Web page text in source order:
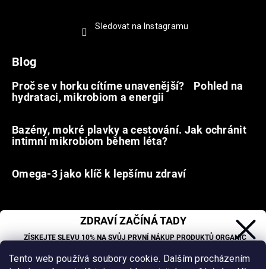
Tento web používá soubory cookie. Dalším procházením
Sledovat na Instagramu
Blog
Proč se v horku cítíme unavenější? Pohled na
hydrataci, mikrobiom a energii
Bazény, mokré plavky a cestování. Jak ochránit
intimní mikrobiom během léta?
Omega-3 jako klíč k lepšímu zdraví
Facebook
ZDRAVÍ ZAČÍNÁ TADY
ZÍSKEJTE SLEVU 10% NA SVŮJ PRVNÍ NÁKUP PRODUKTŮ ORGANIC
Sleva se nevztahuje na již zlevněné produkty.